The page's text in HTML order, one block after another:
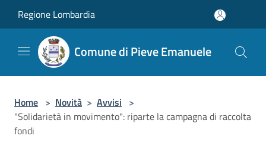
Regione Lombardia
Comune di Pieve Emanuele
Home > Novità > Avvisi >
"Solidarietà in movimento": riparte la campagna di raccolta
fondi